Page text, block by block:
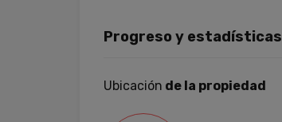
Progreso y estadísticas
Ubicación de la propiedad